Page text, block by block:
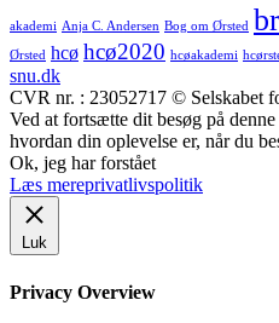
akademi Anja C. Andersen Bog om Ørsted
Ørsted hcø hcø2020 hcøakademi
snu.dk
CVR nr. : 23052717 © Selskabet
Ved at fortsætte dit besøg på
hvordan din oplevelse er, når du
Ok, jeg har forstået
Læs mereprivatlivspolitik
Luk
Privacy Overview